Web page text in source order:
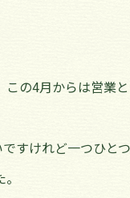
の4月からは営業
すけれど一つひと